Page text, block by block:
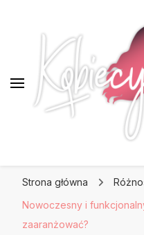
Prawdziwa
czasie z
Strona główna
Nowoczesny i
zaaranżować?